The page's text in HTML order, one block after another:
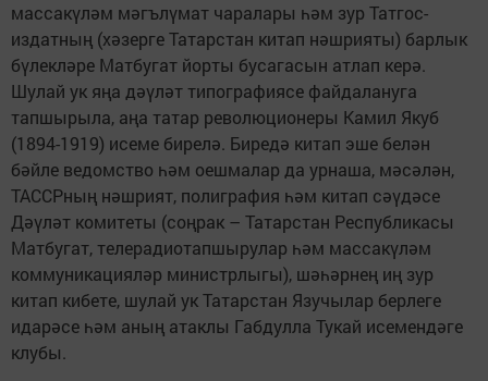
массакүләм мәгълүмат чаралары һәм зур Татгос­
издатның (хәзерге Татарстан китап нәшрияты) барлык
бүлекләре Матбугат йорты бусагасын атлап керә.
Шулай ук яңа дәүләт типографиясе файдалануга
тапшырыла, аңа татар революционеры Камил Якуб
(1894-1919) исеме бирелә. Биредә китап эше белән
бәйле ведомство һәм оешмалар да урнаша, мәсәлән,
ТАССРның нәшрият, полиграфия һәм китап сәүдәсе
Дәүләт комитеты (соңрак – Татарстан Республикасы
Матбугат, телерадиотапшырулар һәм массакүләм
коммуникацияләр министрлыгы), шәһәрнең иң зур
китап кибете, шулай ук Татарстан Язучылар берлеге
идарәсе һәм аның атаклы Габдулла Тукай исемендәге
клубы.